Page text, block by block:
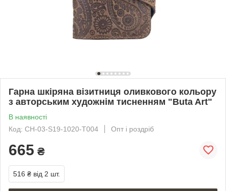
Гарна шкіряна візитниця оливкового кольору
з авторським художнім тисненням "Buta Art"
В наявності
Код: CH-03-S19-1020-T004
Опт і роздріб
665 ₴
516 ₴ від 2 шт.